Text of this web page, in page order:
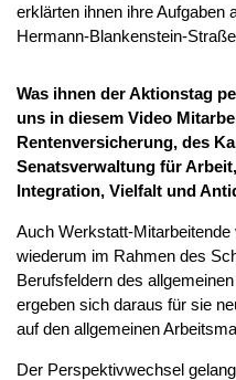
erklärten ihnen ihre Aufgaben
Hermann-Blankenstein-
Was ihnen der Aktionstag
uns in diesem Video
Rentenversicherung, des
Senatsverwaltung für
Integration, Vielfalt und
Auch Werkstatt-
wiederum im Rahmen des
Berufsfeldern des
ergeben sich daraus für sie
auf den allgemeinen
Der Perspektivwechsel